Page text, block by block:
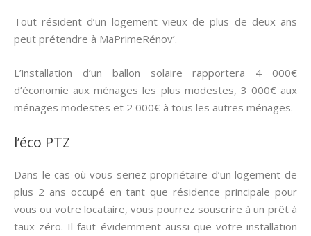
Tout résident d’un logement vieux de plus de deux ans
peut prétendre à MaPrimeRénov’.
L’installation d’un ballon solaire rapportera 4 000€
d’économie aux ménages les plus modestes, 3 000€ aux
ménages modestes et 2 000€ à tous les autres ménages.
l’éco PTZ
Dans le cas où vous seriez propriétaire d’un logement de
plus 2 ans occupé en tant que résidence principale pour
vous ou votre locataire, vous pourrez souscrire à un prêt à
taux zéro. Il faut évidemment aussi que votre installation